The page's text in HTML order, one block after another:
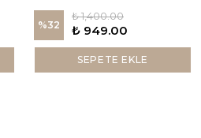
%32
₺ 1,400.00
₺ 949.00
SEPETE EKLE